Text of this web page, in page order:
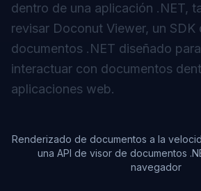
dentro de una aplicación .NET,
revisar Doconut Viewer, un SDK
documentos .NET diseñado
interactuar con documentos
aplicaciones web.
Renderizado de documentos a la
una API de visor de documentos
navegador